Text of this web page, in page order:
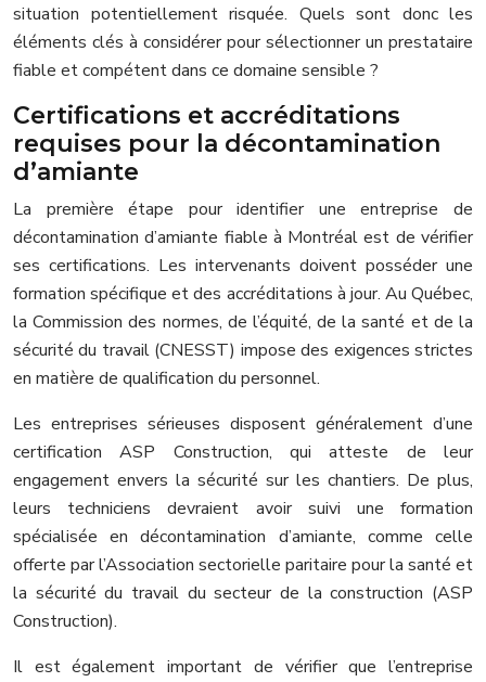
situation potentiellement risquée. Quels sont donc les
éléments clés à considérer pour sélectionner un prestataire
fiable et compétent dans ce domaine sensible ?
Certifications et accréditations
requises pour la décontamination
d’amiante
La première étape pour identifier une entreprise de
décontamination d’amiante fiable à Montréal est de vérifier
ses certifications. Les intervenants doivent posséder une
formation spécifique et des accréditations à jour. Au Québec,
la Commission des normes, de l’équité, de la santé et de la
sécurité du travail (CNESST) impose des exigences strictes
en matière de qualification du personnel.
Les entreprises sérieuses disposent généralement d’une
certification ASP Construction, qui atteste de leur
engagement envers la sécurité sur les chantiers. De plus,
leurs techniciens devraient avoir suivi une formation
spécialisée en décontamination d’amiante, comme celle
offerte par l’Association sectorielle paritaire pour la santé et
la sécurité du travail du secteur de la construction (ASP
Construction).
Il est également important de vérifier que l’entreprise